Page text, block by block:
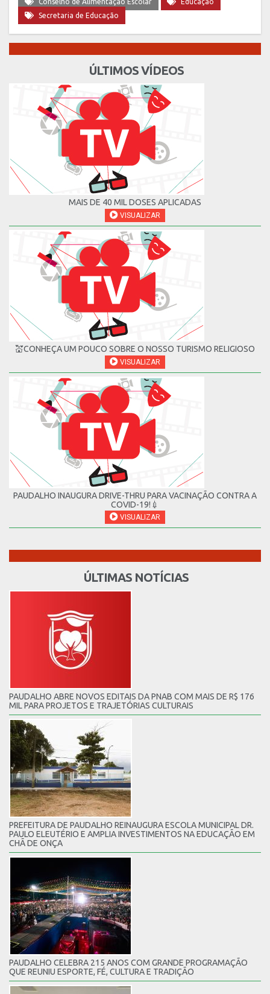
Conselho de Alimentação Escolar
Educação
Secretaria de Educação
ÚLTIMOS VÍDEOS
MAIS DE 40 MIL DOSES APLICADAS
VISUALIZAR
💒CONHEÇA UM POUCO SOBRE O NOSSO TURISMO RELIGIOSO
VISUALIZAR
PAUDALHO INAUGURA DRIVE-THRU PARA VACINAÇÃO CONTRA A
COVID-19!💉
VISUALIZAR
ÚLTIMAS NOTÍCIAS
PAUDALHO ABRE NOVOS EDITAIS DA PNAB COM MAIS DE R$ 176
MIL PARA PROJETOS E TRAJETÓRIAS CULTURAIS
PREFEITURA DE PAUDALHO REINAUGURA ESCOLA MUNICIPAL DR.
PAULO ELEUTÉRIO E AMPLIA INVESTIMENTOS NA EDUCAÇÃO EM
CHÃ DE ONÇA
PAUDALHO CELEBRA 215 ANOS COM GRANDE PROGRAMAÇÃO
QUE REUNIU ESPORTE, FÉ, CULTURA E TRADIÇÃO